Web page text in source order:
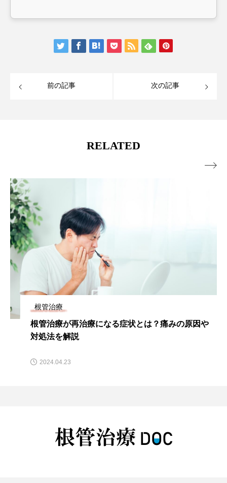
前の記事 次の記事
RELATED
根管治療
歯茎が化膿している症状や原因は？ケア方法や治
療法などについて解説
2024.10.09
